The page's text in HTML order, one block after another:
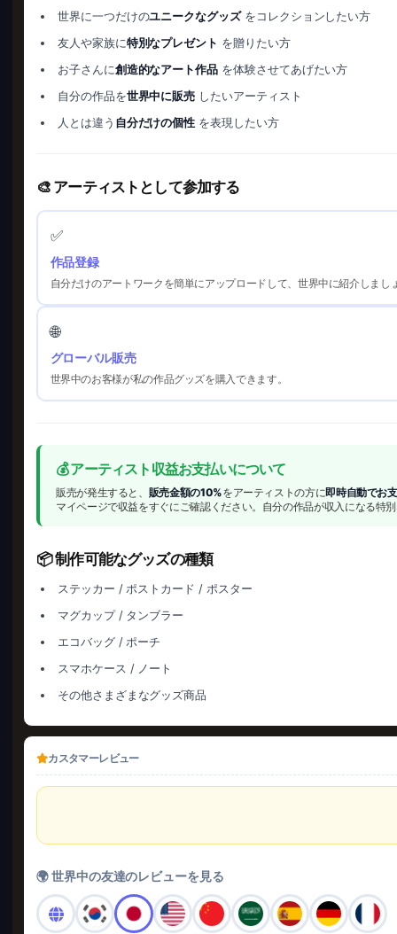
世界に一つだけのユニークなグッズ をコレクションしたい方
友人や家族に特別なプレゼント を贈りたい方
お子さんに創造的なアート作品 を体験させてあげたい方
自分の作品を世界中に販売 したいアーティスト
人とは違う 自分だけの個性 を表現したい方
🎨 アーティストとして参加する
✅
作品登録
自分だけのアートワークを簡単にアップロードして、世界中に紹介しまし
🌐
グローバル販売
世界中のお客様が私の作品グッズを購入できます。
💰 アーティスト収益お支払いについて
販売が発生すると、 販売金額の10%をアーティストの方に即時自動でお
マイページで収益をすぐにご確認ください。自分の作品が収入になる特
📦 制作可能なグッズの種類
ステッカー / ポストカード / ポスター
マグカップ / タンブラー
エコバッグ / ポーチ
スマホケース / ノート
その他さまざまなグッズ商品
カスタマーレビュー
🌍 世界中の友達のレビューを見る